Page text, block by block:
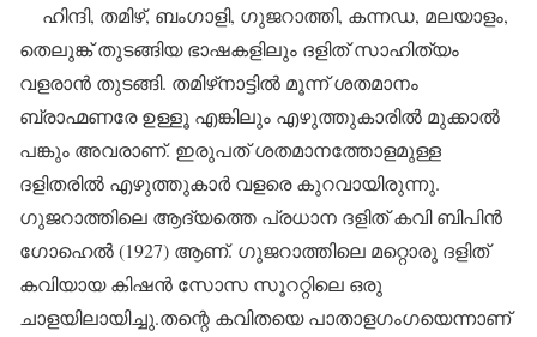
ഹിന്ദി, തമിഴ്, ബംഗാളി, ഗുജറാത്തി, കന്നഡ, മലയാളം,
തെലുങ്ക് തുടങ്ങിയ ഭാഷകളിലും ദളിത് സാഹിത്യം
വളരാന്‍ തുടങ്ങി. തമിഴ്‌നാട്ടില്‍ മൂന്ന് ശതമാനം
ബ്രാഹ്മണരേ ഉള്ളൂ എങ്കിലും എഴുത്തുകാരില്‍ മുക്കാല്‍
പങ്കും അവരാണ്. ഇരുപത് ശതമാനത്തോളമുള്ള
ദളിതരില്‍ എഴുത്തുകാര്‍ വളരെ കുറവായിരുന്നു.
ഗുജറാത്തിലെ ആദ്യത്തെ പ്രധാന ദളിത് കവി ബിപിന്‍
ഗോഹെല്‍ (1927) ആണ്. ഗുജറാത്തിലെ മറ്റൊരു ദളിത്
കവിയായ കിഷന്‍ സോസ സൂററ്റിലെ ഒരു
ചാളയിലായിച്ചു.തന്റെ കവിതയെ പാതാളഗംഗയെന്നാണ്